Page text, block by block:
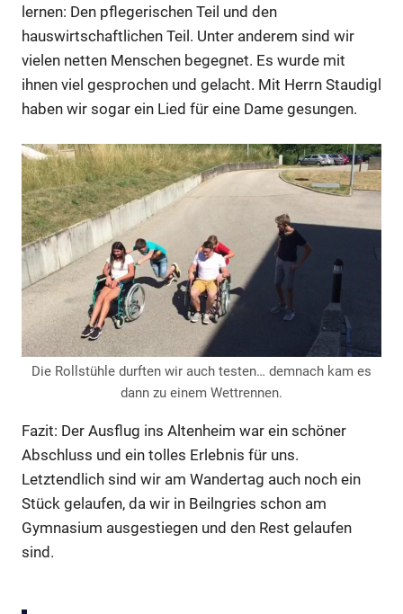
lernen: Den pflegerischen Teil und den
hauswirtschaftlichen Teil. Unter anderem sind wir
vielen netten Menschen begegnet. Es wurde mit
ihnen viel gesprochen und gelacht. Mit Herrn Staudigl
haben wir sogar ein Lied für eine Dame gesungen.
Die Rollstühle durften wir auch testen… demnach kam es
dann zu einem Wettrennen.
Fazit: Der Ausflug ins Altenheim war ein schöner
Abschluss und ein tolles Erlebnis für uns.
Letztendlich sind wir am Wandertag auch noch ein
Stück gelaufen, da wir in Beilngries schon am
Gymnasium ausgestiegen und den Rest gelaufen
sind.